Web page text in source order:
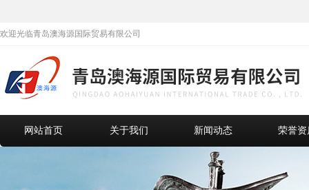
欢迎光临青岛澳海源国际贸易有限公司
网站首页 关于我们 新闻动态 荣誉资